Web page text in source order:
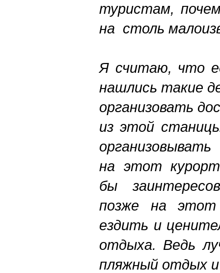
туристам,
на столь
Я считаю, что
нашлись такие
организовать
из этой
на этот
бы
позже на
ездить и
отдыха. Ведь
пляжный отдых